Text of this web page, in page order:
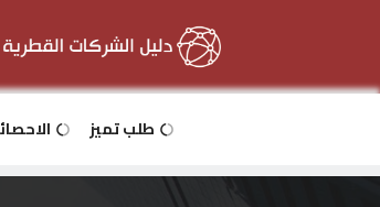
دخول
طلب تميز